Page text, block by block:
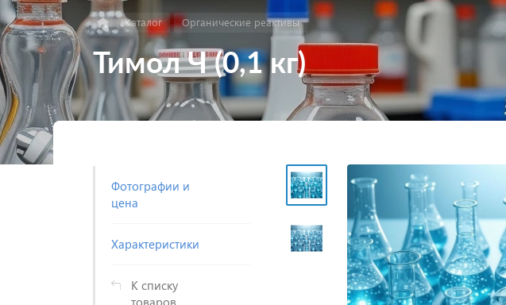
Каталог Органические реактивы
Тимол Ч (0,1 кг)
Фотографии и
цена
Характеристики
К списку
товаров